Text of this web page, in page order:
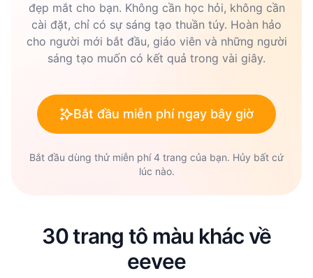
đẹp mắt cho bạn. Không cần học hỏi, không cần
cài đặt, chỉ có sự sáng tạo thuần túy. Hoàn hảo
cho người mới bắt đầu, giáo viên và những người
sáng tạo muốn có kết quả trong vài giây.
Bắt đầu miễn phí ngay bây giờ
Bắt đầu dùng thử miễn phí 4 trang của bạn. Hủy bất cứ
lúc nào.
30 trang tô màu khác về
eevee